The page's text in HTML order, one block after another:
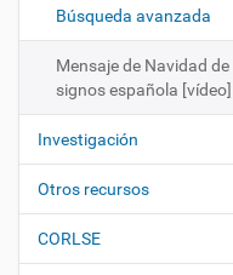
n
Búsqueda avanzada
Mensaje de Navidad
signos española [vídeo]
Investigación
Otros recursos
CORLSE